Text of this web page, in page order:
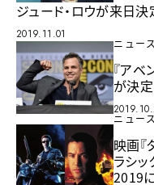
ジュード・ロウが来日
2019.11.01
ニュース
『アベ
が決
ニュース
映画『
ラシッ
2019に